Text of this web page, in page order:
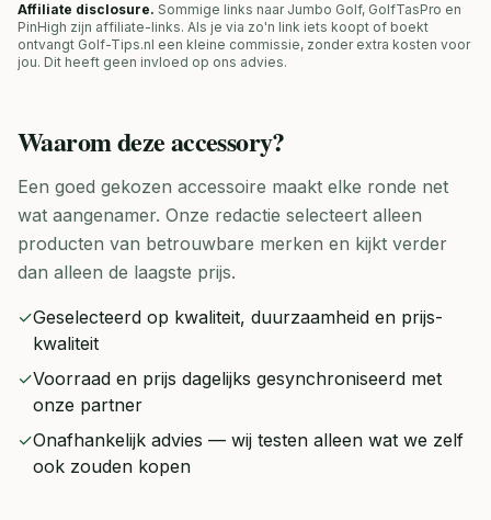
Affiliate disclosure. Sommige links naar Jumbo Golf, GolfTasPro en
PinHigh zijn affiliate-links. Als je via zo'n link iets koopt of boekt
ontvangt Golf-Tips.nl een kleine commissie, zonder extra kosten voor
jou. Dit heeft geen invloed op ons advies.
Waarom dezeaccessory?
Een goed gekozen accessoire maakt elke ronde net
wat aangenamer. Onze redactie selecteert alleen
producten van betrouwbare merken en kijkt verder
dan alleen de laagste prijs.
✓Geselecteerd op kwaliteit, duurzaamheid en prijs-
kwaliteit
✓Voorraad en prijs dagelijks gesynchroniseerd met
onze partner
✓Onafhankelijk advies — wij testen alleen wat we zelf
ook zouden kopen